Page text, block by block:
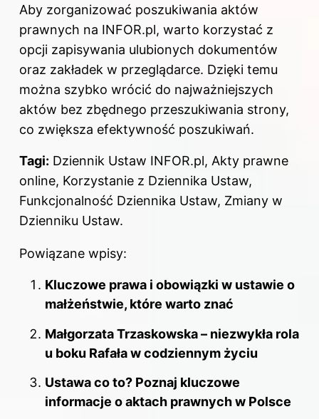
Aby zorganizować poszukiwania aktów
prawnych na INFOR.pl, warto korzystać z
opcji zapisywania ulubionych dokumentów
oraz zakładek w przeglądarce. Dzięki temu
można szybko wrócić do najważniejszych
aktów bez zbędnego przeszukiwania strony,
co zwiększa efektywność poszukiwań.
Tagi: Dziennik Ustaw INFOR.pl, Akty prawne
online, Korzystanie z Dziennika Ustaw,
Funkcjonalność Dziennika Ustaw, Zmiany w
Dzienniku Ustaw.
Powiązane wpisy:
Kluczowe prawa i obowiązki w ustawie o
małżeństwie, które warto znać
Małgorzata Trzaskowska – niezwykła rola
u boku Rafała w codziennym życiu
Ustawa co to? Poznaj kluczowe
informacje o aktach prawnych w Polsce